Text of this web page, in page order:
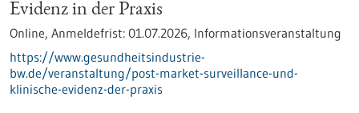
Evidenz in der Praxis
Online, Anmeldefrist: 01.07.2026, Informationsveranstaltung
https://www.gesundheitsindustrie-
bw.de/veranstaltung/post-market-surveillance-und-
klinische-evidenz-der-praxis